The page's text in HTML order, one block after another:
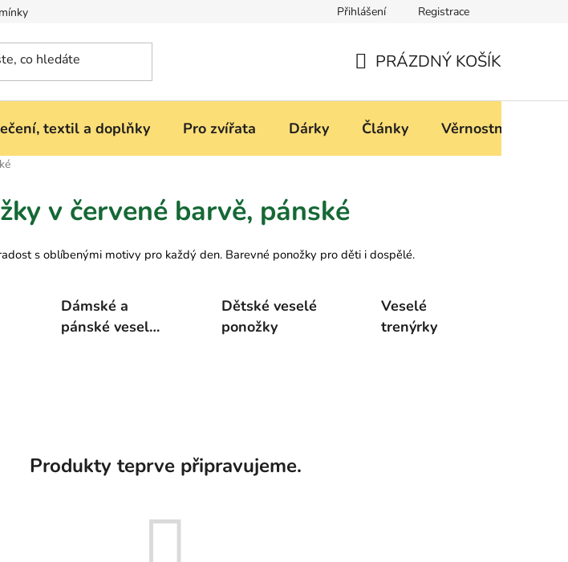
Podmínky ochrany osobních údajů
Přihlášení Registrace
KOŠÍK
PRÁZDNÝ KOŠÍK
textil a doplňky Pro zvířata Dárky Články Věrnostní program
v červené barvě, pánské
s oblíbenými motivy pro každý den. Barevné ponožky pro děti i dospělé.
Dámské a
pánské veselé
Dětské veselé
ponožky
Veselé
trenýrky
Produkty teprve připravujeme.